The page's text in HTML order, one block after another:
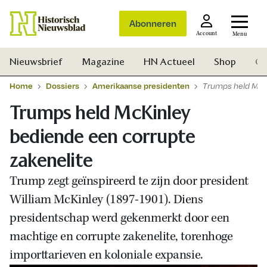
Abonneren
Account Menu
Zoek
Nieuwsbrief Magazine HN Actueel Shop
Home Dossiers Amerikaanse presidenten Trumps held
Trumps held McKinley
bediende een corrupte
zakenelite
Trump zegt geïnspireerd te zijn door president
William McKinley (1897-1901). Diens
presidentschap werd gekenmerkt door een
machtige en corrupte zakenelite, torenhoge
importtarieven en koloniale expansie.